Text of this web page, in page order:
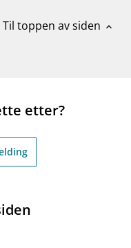
Til toppen av siden expand_less
etter?